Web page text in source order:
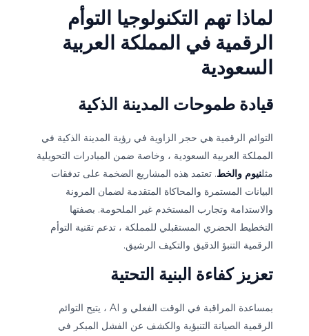
لماذا تهم التكنولوجيا التوأم
الرقمية في المملكة العربية
السعودية
قيادة طموحات المدينة الذكية
التوائم الرقمية هي حجر الزاوية في رؤية المدينة الذكية في
المملكة العربية السعودية ، وخاصة ضمن المبادرات التحويلية
مثلنيوم والخط. تعتمد هذه المشاريع الضخمة على تدفقات
البيانات المستمرة والمحاكاة المتقدمة لضمان المرونة
والاستدامة وتجارب المستخدم غير الملحومة. بصفتها
التخطيط الحضري المستقبلي للمملكة ، تدعم تقنية التوأم
الرقمية التنبؤ الدقيق والتكيف الرشيق.
تعزيز كفاءة البنية التحتية
بمساعدة المراقبة في الوقت الفعلي و AI ، يتيح التوائم
الرقمية الصيانة التنبؤية والكشف عن الفشل المبكر في